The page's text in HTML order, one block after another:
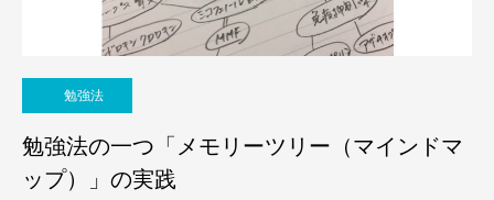
勉強法
勉強法の一つ「メモリーツリー（マインドマ
ップ）」の実践